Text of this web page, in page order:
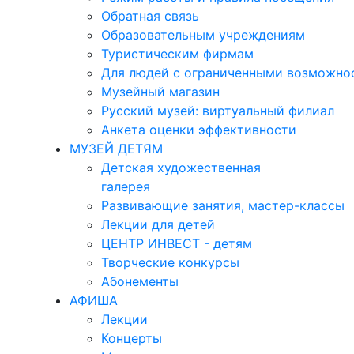
Обратная связь
Образовательным учреждениям
Туристическим фирмам
Для людей с ограниченными
Музейный магазин
Русский музей: виртуальный филиал
Анкета оценки эффективности
МУЗЕЙ ДЕТЯМ
Детская художественная
галерея
Развивающие занятия, мастер-классы
Лекции для детей
ЦЕНТР ИНВЕСТ - детям
Творческие конкурсы
Абонементы
АФИША
Лекции
Концерты